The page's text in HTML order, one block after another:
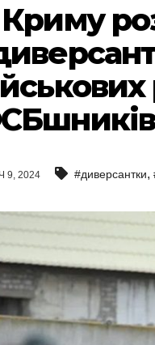
9, 2024 #диверсантки,